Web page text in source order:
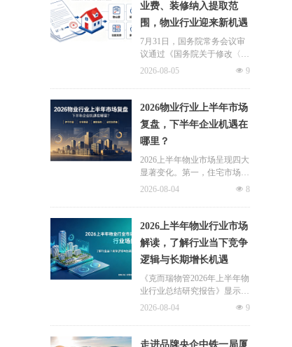
业费、装修纳入提取范
围，物业行业迎来新机遇
7月31日，国务院常务会议审
议通过《国务院关于修改〈住
房公积金管理条例〉的决定
景迎来历史性扩容。提取情形
由原有6种拓展至9种，新增装
修自住住房、支付自住住房物
业费两大民生场景，同时设置
兜底条款支持其他合规住房消
费。这项顶层政策调整，不仅
惠及亿万缴存职工，也将深度
业。
넶 9
2026-08-05
2026物业行业上半年市场
复盘，下半年企业机遇在
哪里？
2026上半年物业市场呈现四大
显著变化。第一，住宅市场全
面进入存量化周期，老旧小区
零散老旧小区运营成本高、单
独经营难以盈利，连片整合、
片区化托管成为主流模式，政
企协同搭建长效运营机制，依
托社区增值服务反哺基础物业
服务，形成可持续经营闭环。
넶 8
2026-08-04
2026上半年物业行业市场
解读，了解行业当下竞争
逻辑与长期增长机遇
《克而瑞物管2026年上半年物
业行业总结研究报告》显示，
新房交付规模持续收缩，存量
最大课题。以上海为标杆，全
国超16座城市落地团购物业、
넶 9
2026-08-04
走进品牌央企中铁一局厦